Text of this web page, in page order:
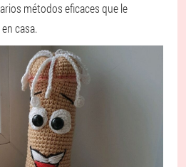
métodos eficaces que le
casa.